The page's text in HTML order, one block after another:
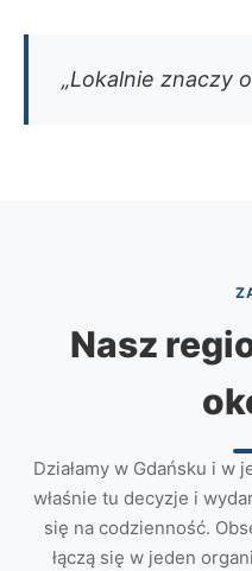
„Lokalnie znaczy
Nasz
Działamy w Gdańsku i w
właśnie tu decyzje i
się na codzienność.
łączą się w jeden